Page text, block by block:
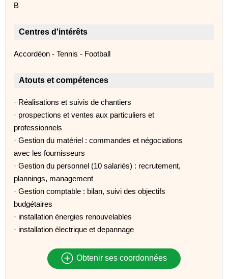
B
Centres d'intérêts
Accordéon - Tennis - Football
Atouts et compétences
· Réalisations et suivis de chantiers
· prospections et ventes aux particuliers et
professionnels
· Gestion du matériel : commandes et négociations
avec les fournisseurs
· Gestion du personnel (10 salariés) : recrutement,
plannings, management
· Gestion comptable : bilan, suivi des objectifs
budgétaires
· installation énergies renouvelables
· installation électrique et depannage
Obtenir ses coordonnées